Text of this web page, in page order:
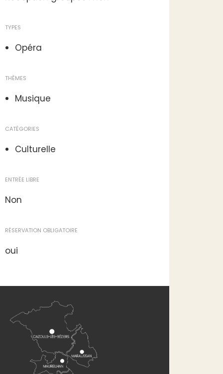
TYPES
Opéra
THÈMES
Musique
CATÉGORIES
Culturelle
ENTRÉE LIBRE
Non
RÉSERVATION OBLIGATOIRE
oui